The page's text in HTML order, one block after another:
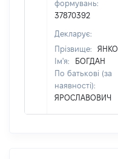
формувань:
37870392
Декларує:
Прізвище:
ЯНКО
Ім'я:
БОГДАН
По батькові (за
наявності):
ЯРОСЛАВОВИЧ